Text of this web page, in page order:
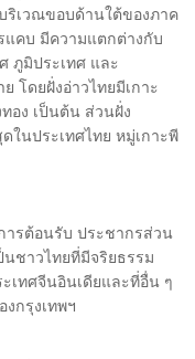
ริเวณขอบด้านใต้ของภาค
คบ มีความแตกต่างกับ
ภูมิประเทศ และ
โดยฝั่งอ่าวไทยมีเกาะ
อง เป็นต้น ส่วนฝั่ง
ในประเทศไทย หมู่เกาะพี
ารต้อนรับ ประชากรส่วน
ชาวไทยที่มีจริยธรรม
เทศจีนอินเดียและที่อื่น ๆ
กรุงเทพฯ